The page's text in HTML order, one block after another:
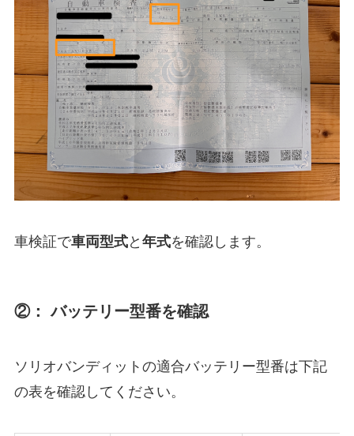
車検証で車両型式と 年式を確認します。
②： バッテリー型番を確認
ソリオバンディットの適合バッテリー型番は下記
の表を確認してください。